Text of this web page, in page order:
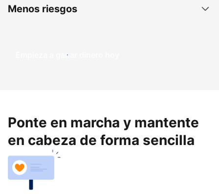
Menos riesgos
Empieza a ganar dinero hoy
Ponte en marcha y mantente
en cabeza de forma sencilla